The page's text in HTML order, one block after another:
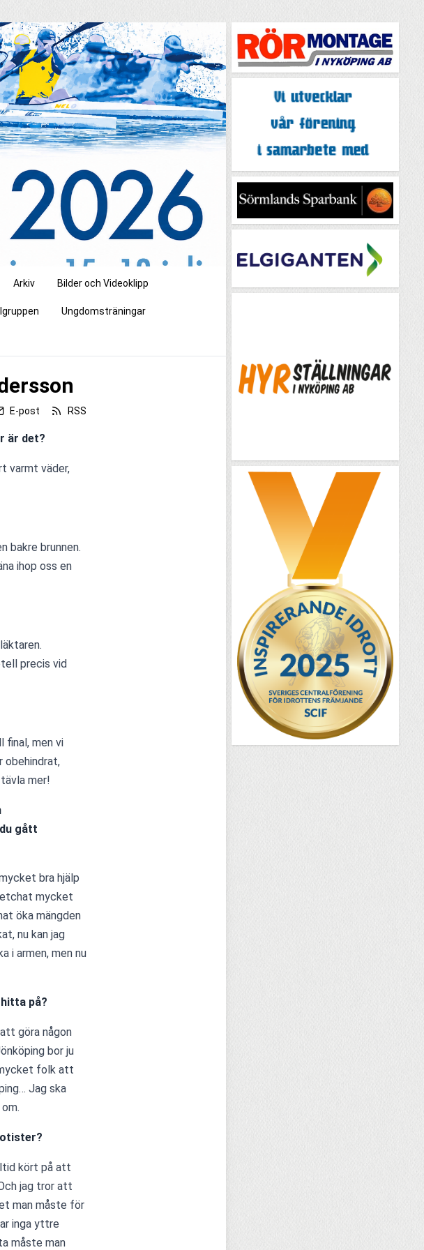
Arkiv Bilder och Videoklipp
Ungdomsträningar
E-post RSS
är det?
varmt väder,
bakre brunnen.
ihop oss en
precis vid
final, men vi
obehindrat,
mer!
gått
bra hjälp
mycket
öka mängden
nu kan jag
i armen, men nu
på?
göra någon
bor ju
folk att
Jag ska
kört på att
jag tror att
man måste för
inga yttre
måste man